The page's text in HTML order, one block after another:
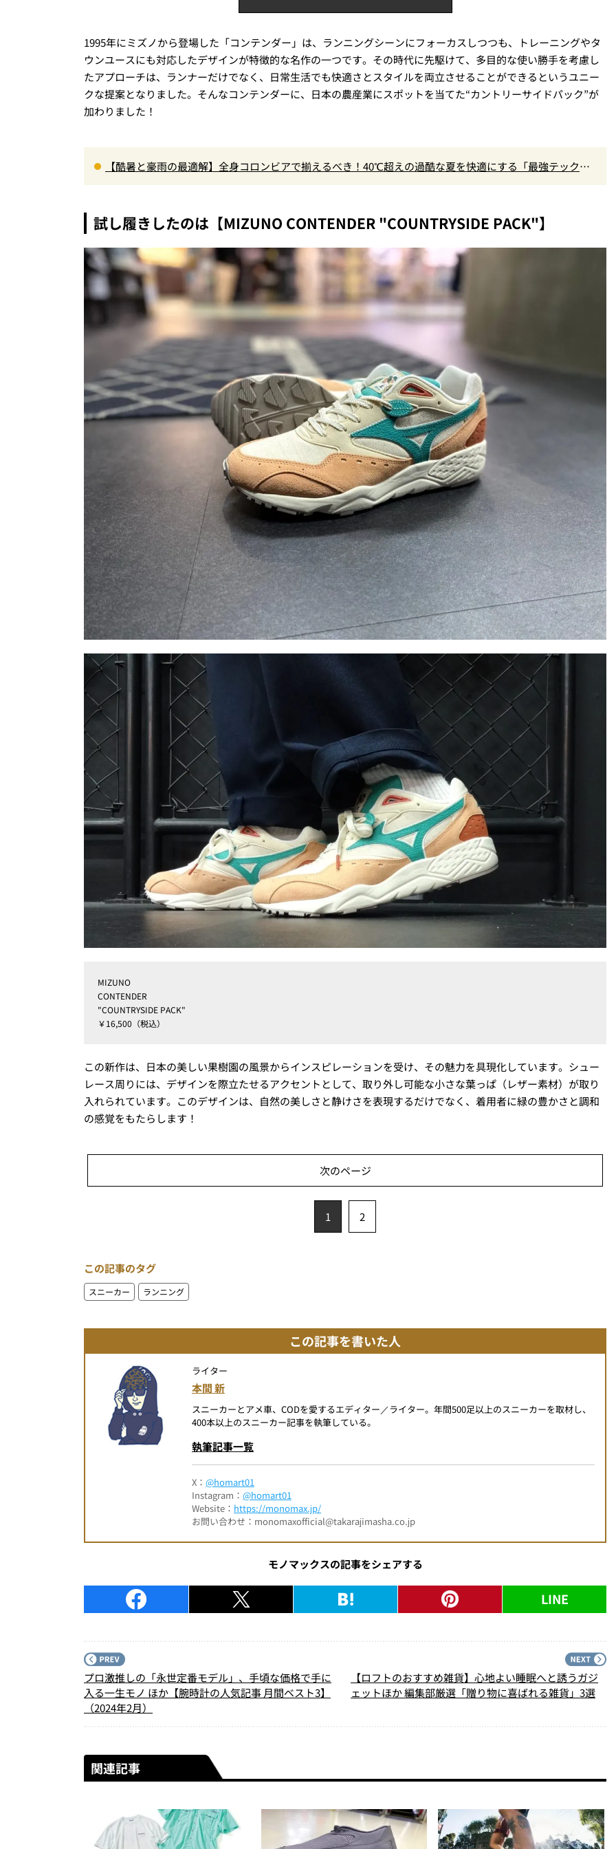
1995年にミズノから登場した「コンテンダー」は、ランニングシーンにフォーカスしつつも、トレーニングやタ
ウンユースにも対応したデザインが特徴的な名作の一つです。その時代に先駆けて、多目的な使い勝手を考慮し
たアプローチは、ランナーだけでなく、日常生活でも快適さとスタイルを両立させることができるというユニー
クな提案となりました。そんなコンテンダーに、日本の農産業にスポットを当てた“カントリーサイドパック”が
加わりました！
【酷暑と豪雨の最適解】全身コロンビアで揃えるべき！40℃超えの過酷な夏を快適にする「最強テックウ
試し履きしたのは【MIZUNO CONTENDER "COUNTRYSIDE PACK"】
MIZUNO
CONTENDER
"COUNTRYSIDE PACK"
￥16,500（税込）
この新作は、日本の美しい果樹園の風景からインスピレーションを受け、その魅力を具現化しています。シュー
レース周りには、デザインを際立たせるアクセントとして、取り外し可能な小さな葉っぱ（レザー素材）が取り
入れられています。このデザインは、自然の美しさと静けさを表現するだけでなく、着用者に緑の豊かさと調和
の感覚をもたらします！
次のページ
1 2
この記事のタグ
スニーカー ランニング
この記事を書いた人
ライター
本間 新
スニーカーとアメ車、CODを愛するエディター／ライター。年間500足以上のスニーカーを取材し、
400本以上のスニーカー記事を執筆している。
執筆記事一覧
X： @homart01
Instagram： @homart01
Website： https://monomax.jp/
お問い合わせ：monomaxofficial@takarajimasha.co.jp
モノマックスの記事をシェアする
LINE
プロ激推しの「永世定番モデル」、手頃な価格で手に
入る一生モノ ほか【腕時計の人気記事 月間ベスト3】
（2024年2月）
【ロフトのおすすめ雑貨】心地よい睡眠へと誘うガジ
ェットほか 編集部厳選「贈り物に喜ばれる雑貨」3選
関連記事